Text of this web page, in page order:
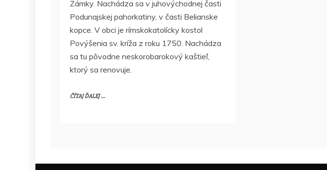
Zámky. Nachádza sa v juhovýchodnej časti
Podunajskej pahorkatiny, v časti Belianske
kopce. V obci je rímskokatolícky kostol
Povýšenia sv. kríža z roku 1750. Nachádza
sa tu pôvodne neskorobarokový kaštieľ,
ktorý sa renovuje.
ČÍTAJ ĎALEJ ...